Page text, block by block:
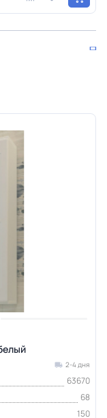
2-4 дня
63670
68
150